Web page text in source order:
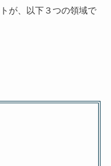
が、以下３つの領域で